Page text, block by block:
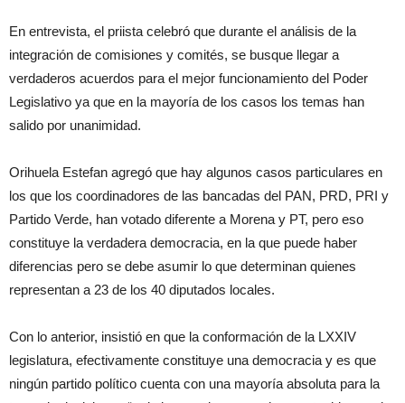
En entrevista, el priista celebró que durante el análisis de la
integración de comisiones y comités, se busque llegar a
verdaderos acuerdos para el mejor funcionamiento del Poder
Legislativo ya que en la mayoría de los casos los temas han
salido por unanimidad.
Orihuela Estefan agregó que hay algunos casos particulares en
los que los coordinadores de las bancadas del PAN, PRD, PRI y
Partido Verde, han votado diferente a Morena y PT, pero eso
constituye la verdadera democracia, en la que puede haber
diferencias pero se debe asumir lo que determinan quienes
representan a 23 de los 40 diputados locales.
Con lo anterior, insistió en que la conformación de la LXXIV
legislatura, efectivamente constituye una democracia y es que
ningún partido político cuenta con una mayoría absoluta para la